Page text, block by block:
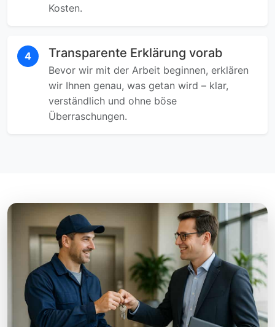
Kosten.
4 Transparente Erklärung vorab
Bevor wir mit der Arbeit beginnen, erklären
wir Ihnen genau, was getan wird – klar,
verständlich und ohne böse
Überraschungen.